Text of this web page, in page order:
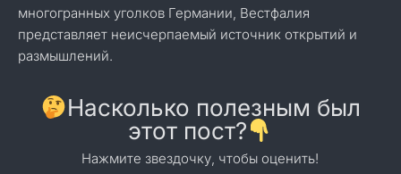
многогранных уголков Германии, Вестфалия
представляет неисчерпаемый источник открытий и
размышлений.
Насколько полезным был
этот пост?
Нажмите звездочку, чтобы оценить!